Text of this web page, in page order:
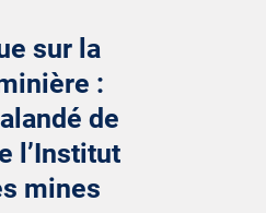
sur la
:
de
l’Institut
mines